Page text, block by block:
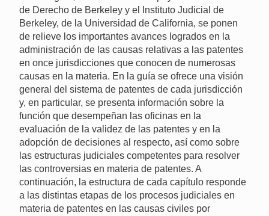
de Derecho de Berkeley y el Instituto Judicial de
Berkeley, de la Universidad de California, se ponen
de relieve los importantes avances logrados en la
administración de las causas relativas a las patentes
en once jurisdicciones que conocen de numerosas
causas en la materia. En la guía se ofrece una visión
general del sistema de patentes de cada jurisdicción
y, en particular, se presenta información sobre la
función que desempeñan las oficinas en la
evaluación de la validez de las patentes y en la
adopción de decisiones al respecto, así como sobre
las estructuras judiciales competentes para resolver
las controversias en materia de patentes. A
continuación, la estructura de cada capítulo responde
a las distintas etapas de los procesos judiciales en
materia de patentes en las causas civiles por